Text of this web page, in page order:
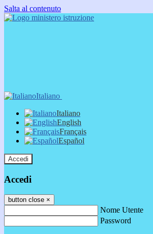
Salta al contenuto
Italiano
Italiano
English
Français
Español
Accedi
Accedi
button close ×
Nome Utente
Password